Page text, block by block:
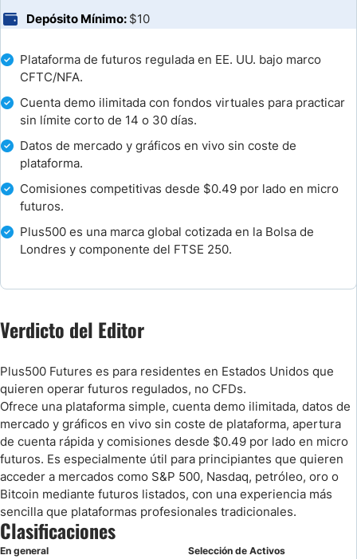
Depósitos y Retiros
¿Plus500 Futures es un Buen Broker?
Conclusión
Preguntas Frecuentes
Plataforma de futuros regulada en EE. UU. bajo marco
CFTC/NFA.
Cuenta demo ilimitada con fondos virtuales para practicar
sin límite corto de 14 o 30 días.
Datos de mercado y gráficos en vivo sin coste de
plataforma.
Comisiones competitivas desde $0.49 por lado en micro
futuros.
Plus500 es una marca global cotizada en la Bolsa de
Londres y componente del FTSE 250.
Depósito Mínimo: $10
Verdicto del Editor
Plus500 Futures es para residentes en Estados Unidos que
quieren operar futuros regulados, no CFDs.
Ofrece una plataforma simple, cuenta demo ilimitada, datos de
mercado y gráficos en vivo sin coste de plataforma, apertura
de cuenta rápida y comisiones desde $0.49 por lado en micro
futuros. Es especialmente útil para principiantes que quieren
acceder a mercados como S&P 500, Nasdaq, petróleo, oro o
Bitcoin mediante futuros listados, con una experiencia más
sencilla que plataformas profesionales tradicionales.
Clasificaciones
En general Selección de Activos